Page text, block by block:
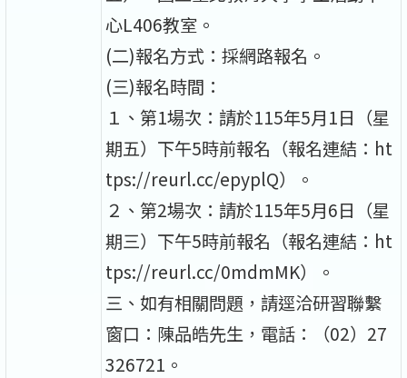
心L406教室。
(二)報名方式：採網路報名。
(三)報名時間：
１、第1場次：請於115年5月1日（星
期五）下午5時前報名（報名連結：ht
tps://reurl.cc/epyplQ）。
２、第2場次：請於115年5月6日（星
期三）下午5時前報名（報名連結：ht
tps://reurl.cc/0mdmMK）。
三、如有相關問題，請逕洽研習聯繫
窗口：陳品皓先生，電話：（02）27
326721。